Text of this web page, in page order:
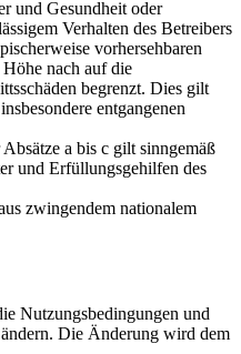
und Gesundheit oder
Verhalten des Betreibers
vorhersehbaren
nach auf die
begrenzt. Dies gilt
entgangenen
a bis c gilt sinngemäß
und Erfüllungsgehilfen des
zwingendem nationalem
Nutzungsbedingungen und
Die Änderung wird dem